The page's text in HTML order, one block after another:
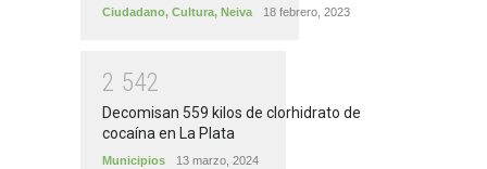
Ciudadano, Cultura, Neiva 18 febrero, 2023
2 542
Decomisan 559 kilos de clorhidrato de
cocaína en La Plata
Municipios 13 marzo, 2024